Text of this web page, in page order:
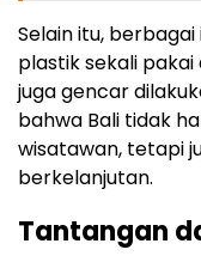
Selain itu,
plastik sekali
juga gencar
bahwa Bali tidak
wisatawan, tetapi
berkelanjutan.
Tantangan